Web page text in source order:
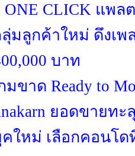
ONE CLICK แพ
มลูกค้าใหม่ ดึงเ
บาท
ขาด Ready to
ยอดขายท
ใหม่ เลือกคอนโ